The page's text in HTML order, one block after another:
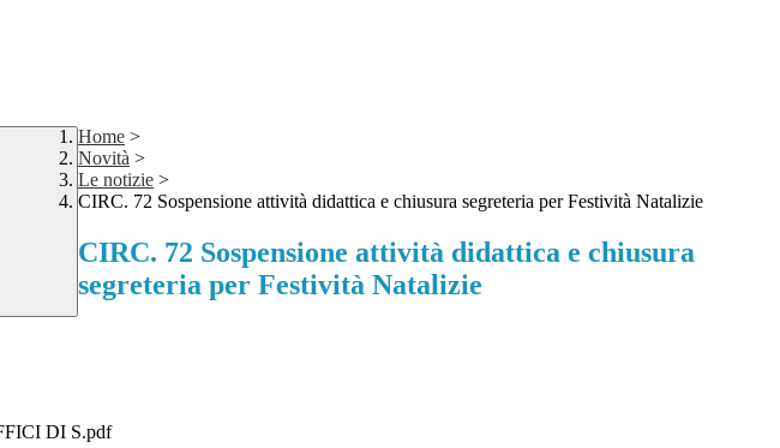
Home >
Novità >
Le notizie >
CIRC. 72 Sospensione attività didattica e chiusura segreteria per Festività Natalizie
CIRC. 72 Sospensione attività didattica e chiusura
segreteria per Festività Natalizie
DI S.pdf